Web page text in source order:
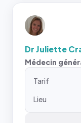
Dr Juliette
Médecin
Tarif
Lieu